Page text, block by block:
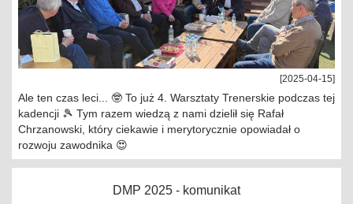
[2025-04-15]
Ale ten czas leci... 🤓 To już 4. Warsztaty Trenerskie podczas tej
kadencji 🎾 Tym razem wiedzą z nami dzielił się Rafał
Chrzanowski, który ciekawie i merytorycznie opowiadał o
rozwoju zawodnika 😍
DMP 2025 - komunikat